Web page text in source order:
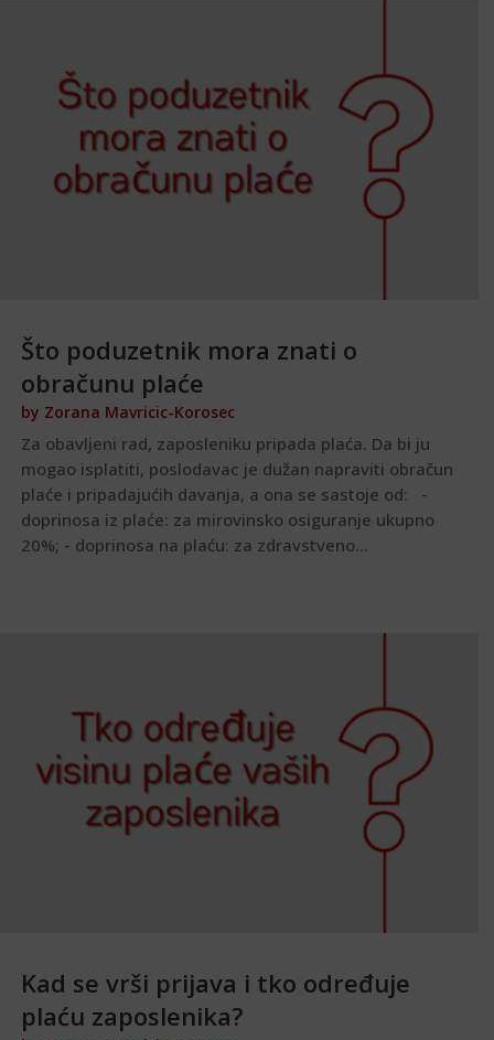
Što poduzetnik mora znati o
obračunu plaće
by Zorana Mavricic-Korosec
Za obavljeni rad, zaposleniku pripada plaća. Da bi ju
mogao isplatiti, poslodavac je dužan napraviti obračun
plaće i pripadajućih davanja, a ona se sastoje od: -
doprinosa iz plaće: za mirovinsko osiguranje ukupno
20%; - doprinosa na plaću: za zdravstveno...
Kad se vrši prijava i tko određuje
plaću zaposlenika?